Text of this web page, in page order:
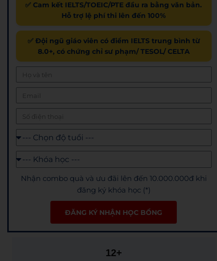
✅ Cam kết IELTS/TOEIC/PTE đầu ra bằng văn bản.
Hỗ trợ lệ phí thi lên đến 100%
✅ Đội ngũ giáo viên có điểm IELTS trung bình từ
8.0+, có chứng chỉ sư phạm/ TESOL/ CELTA
Nhận combo quà và ưu đãi lên đến 10.000.000đ khi
đăng ký khóa học (*)
ĐĂNG KÝ NHẬN HỌC BỔNG
12+